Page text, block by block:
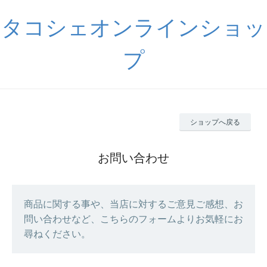
タコシェオンラインショッ
プ
ショップへ戻る
お問い合わせ
商品に関する事や、当店に対するご意見ご感想、お
問い合わせなど、こちらのフォームよりお気軽にお
尋ねください。